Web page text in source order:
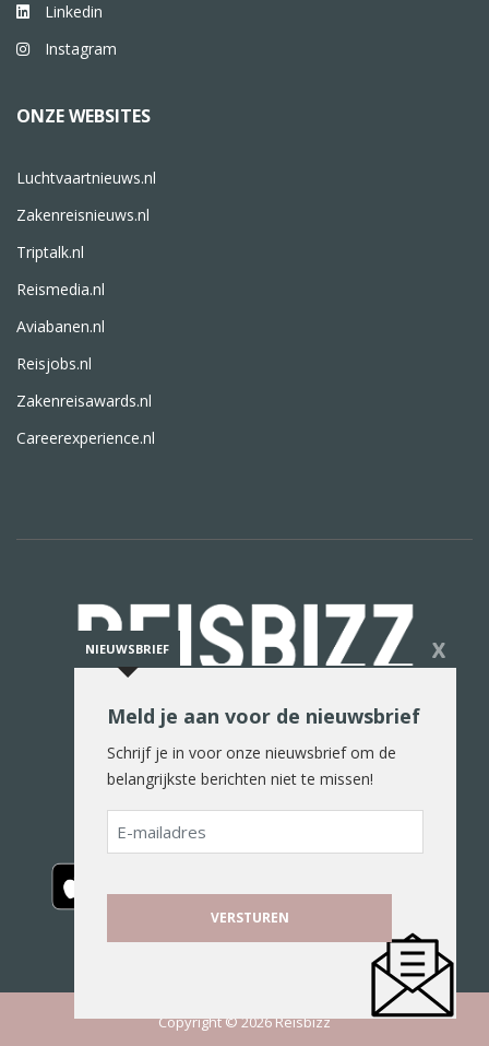
Linkedin
Instagram
ONZE WEBSITES
Luchtvaartnieuws.nl
Zakenreisnieuws.nl
Triptalk.nl
Reismedia.nl
Aviabanen.nl
Reisjobs.nl
Zakenreisawards.nl
Careerexperience.nl
De reiswereld in woord en beeld
Copyright © 2026 Reisbizz
NIEUWSBRIEF X
Meld je aan voor de nieuwsbrief
Schrijf je in voor onze nieuwsbrief om de
belangrijkste berichten niet te missen!
E-
mailadres